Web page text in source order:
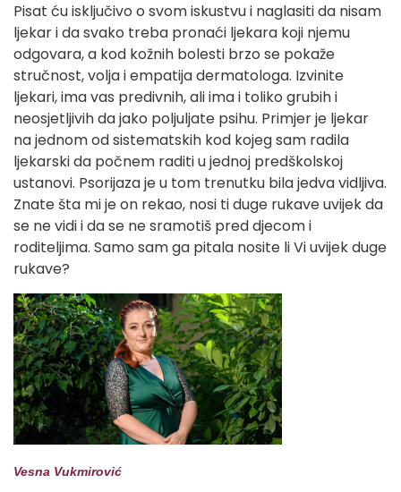
Pisat ću isključivo o svom iskustvu i naglasiti da nisam
ljekar i da svako treba pronaći ljekara koji njemu
odgovara, a kod kožnih bolesti brzo se pokaže
stručnost, volja i empatija dermatologa. Izvinite
ljekari, ima vas predivnih, ali ima i toliko grubih i
neosjetljivih da jako poljuljate psihu. Primjer je ljekar
na jednom od sistematskih kod kojeg sam radila
ljekarski da počnem raditi u jednoj predškolskoj
ustanovi. Psorijaza je u tom trenutku bila jedva vidljiva.
Znate šta mi je on rekao, nosi ti duge rukave uvijek da
se ne vidi i da se ne sramotiš pred djecom i
roditeljima. Samo sam ga pitala nosite li Vi uvijek duge
rukave?
Vesna Vukmirović